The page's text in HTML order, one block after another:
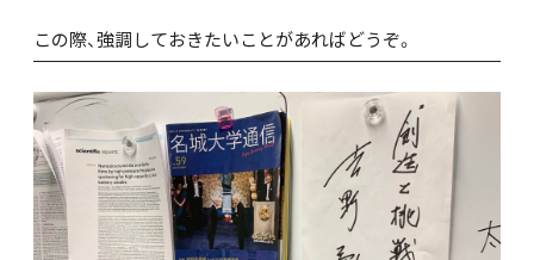
この際、強調しておきたいことがあればどうぞ。